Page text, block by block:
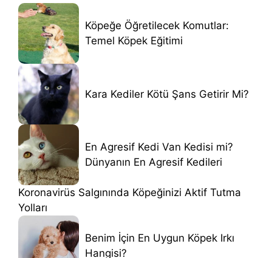
Köpeğe Öğretilecek Komutlar:
Temel Köpek Eğitimi
Kara Kediler Kötü Şans Getirir Mi?
En Agresif Kedi Van Kedisi mi?
Dünyanın En Agresif Kedileri
Koronavirüs Salgınında Köpeğinizi Aktif Tutma
Yolları
Benim İçin En Uygun Köpek Irkı
Hangisi?